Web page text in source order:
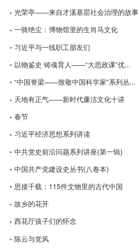
光荣亭——来自才溪基层社会治理的故事
一骑绝尘：博物馆里的生肖马文化
习近平与一线职工朋友们
以物鉴史 铸魂育人——“大思政课”优...
“中国脊梁——致敬中国科学家”系列丛...
天地有正气——新时代廉洁文化十讲
春节
习近平经济思想系列讲读
中共党史前沿问题系列讲座(第一辑)
中国共产党建设史丛书(八卷本)
思接千载：115件文物里的古代中国
故乡的花开
西花厅孩子们的怀念
陈云与党风